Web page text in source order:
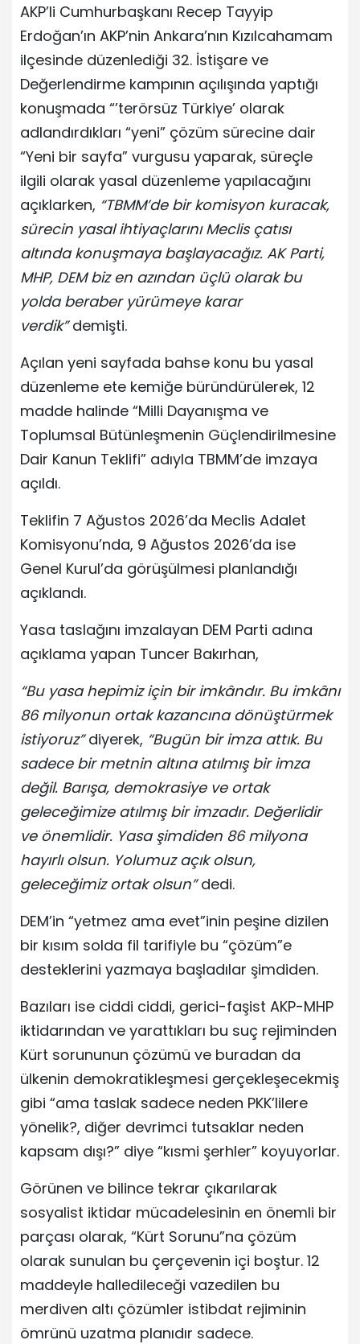
AKP’li Cumhurbaşkanı Recep Tayyip
Erdoğan’ın AKP’nin Ankara’nın Kızılcahamam
ilçesinde düzenlediği 32. İstişare ve
Değerlendirme kampının açılışında yaptığı
konuşmada “’terörsüz Türkiye’ olarak
adlandırdıkları “yeni” çözüm sürecine dair
“Yeni bir sayfa” vurgusu yaparak, süreçle
ilgili olarak yasal düzenleme yapılacağını
açıklarken, “TBMM’de bir komisyon kuracak,
sürecin yasal ihtiyaçlarını Meclis çatısı
altında konuşmaya başlayacağız. AK Parti,
MHP, DEM biz en azından üçlü olarak bu
yolda beraber yürümeye karar
verdik”demişti.
Açılan yeni sayfada bahse konu bu yasal
düzenleme ete kemiğe büründürülerek, 12
madde halinde “Milli Dayanışma ve
Toplumsal Bütünleşmenin Güçlendirilmesine
Dair Kanun Teklifi” adıyla TBMM’de imzaya
açıldı.
Teklifin 7 Ağustos 2026’da Meclis Adalet
Komisyonu’nda, 9 Ağustos 2026’da ise
Genel Kurul’da görüşülmesi planlandığı
açıklandı.
Yasa taslağını imzalayan DEM Parti adına
açıklama yapan Tuncer Bakırhan,
“Bu yasa hepimiz için bir imkândır. Bu imkânı
86 milyonun ortak kazancına dönüştürmek
istiyoruz”diyerek, “Bugün bir imza attık. Bu
sadece bir metnin altına atılmış bir imza
değil. Barışa, demokrasiye ve ortak
geleceğimize atılmış bir imzadır. Değerlidir
ve önemlidir. Yasa şimdiden 86 milyona
hayırlı olsun. Yolumuz açık olsun,
geleceğimiz ortak olsun”dedi.
DEM’in “yetmez ama evet”inin peşine dizilen
bir kısım solda fil tarifiyle bu “çözüm”e
desteklerini yazmaya başladılar şimdiden.
Bazıları ise ciddi ciddi, gerici-faşist AKP-MHP
iktidarından ve yarattıkları bu suç rejiminden
Kürt sorununun çözümü ve buradan da
ülkenin demokratikleşmesi gerçekleşecekmiş
gibi “ama taslak sadece neden PKK’lilere
yönelik?, diğer devrimci tutsaklar neden
kapsam dışı?” diye “kısmi şerhler” koyuyorlar.
Görünen ve bilince tekrar çıkarılarak
sosyalist iktidar mücadelesinin en önemli bir
parçası olarak, “Kürt Sorunu”na çözüm
olarak sunulan bu çerçevenin içi boştur. 12
maddeyle halledileceği vazedilen bu
merdiven altı çözümler istibdat rejiminin
ömrünü uzatma planıdır sadece.